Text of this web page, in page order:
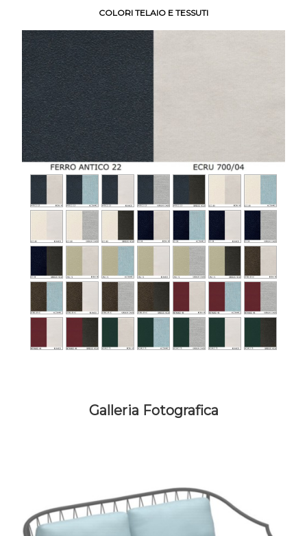
COLORI TELAIO E TESSUTI
Galleria Fotografica